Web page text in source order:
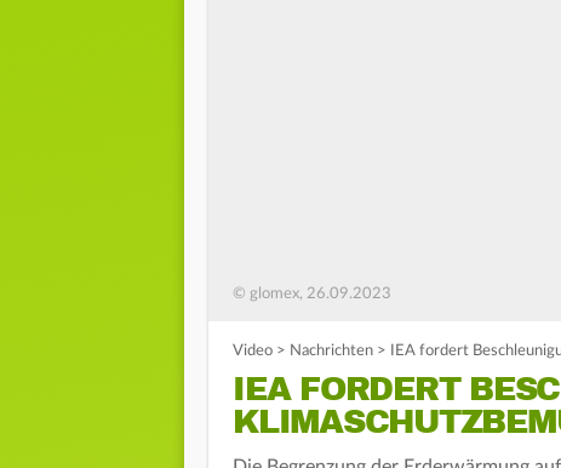
© glomex, 26.09.2023
Video > Nachrichten > IEA fordert
IEA FORDERT